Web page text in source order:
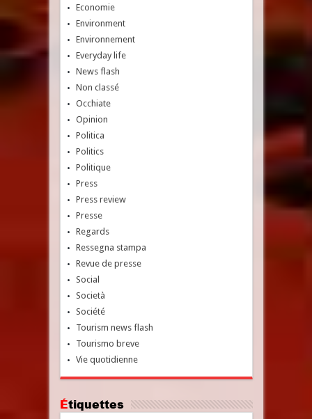
Economie
Environment
Environnement
Everyday life
News flash
Non classé
Occhiate
Opinion
Politica
Politics
Politique
Press
Press review
Presse
Regards
Ressegna stampa
Revue de presse
Social
Società
Société
Tourism news flash
Tourismo breve
Vie quotidienne
Étiquettes